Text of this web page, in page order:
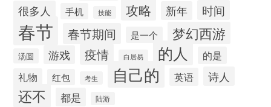
很多人 手机 技能 攻略 新年 时间
春节 春节期间 是一个 梦幻西游
汤圆 游戏 疫情 白居易 的人
的是
礼物
红包 考生 自己的 英语 诗人
还不 都是 陆游